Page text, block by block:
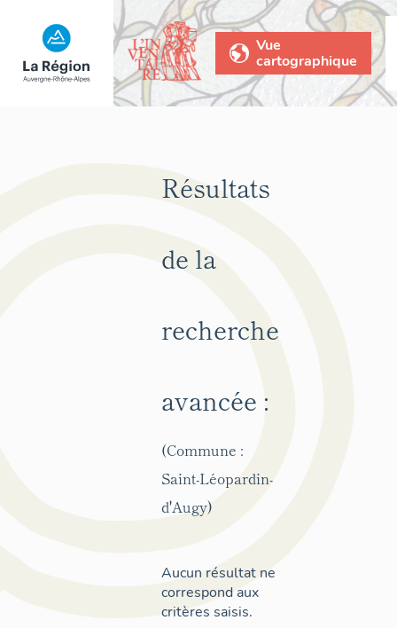
Vue
cartographique
Résultats
de la
recherche
avancée :
(Commune :
Saint-Léopardin-
d'Augy)
Aucun résultat ne
correspond aux
critères saisis.